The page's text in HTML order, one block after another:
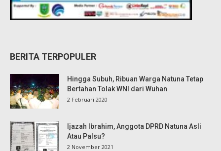
BERITA TERPOPULER
Hingga Subuh, Ribuan Warga Natuna Tetap
Bertahan Tolak WNI dari Wuhan
2 Februari 2020
Ijazah Ibrahim, Anggota DPRD Natuna Asli
Atau Palsu?
2 November 2021